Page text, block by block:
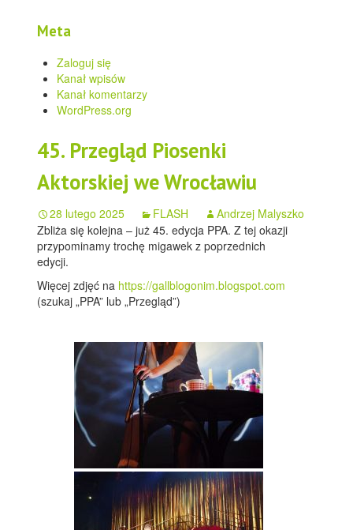
Meta
Zaloguj się
Kanał wpisów
Kanał komentarzy
WordPress.org
45. Przegląd Piosenki
Aktorskiej we Wrocławiu
28 lutego 2025 FLASH
Andrzej Malyszko
Zbliża się kolejna – już 45. edycja PPA. Z tej okazji
przypominamy trochę migawek z poprzednich
edycji.
Więcej zdjęć na https://gallblogonim.blogspot.com
(szukaj „PPA” lub „Przegląd”)